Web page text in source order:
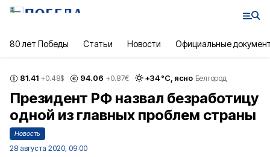
80 лет Победы Статьи Новости Официальные
81.41 +0.48$ 94.06 +0.87€ +34°С, ясно Белгород
Президент РФ назвал безработицу
одной из главных проблем страны
Новость
28 августа 2020, 09:00